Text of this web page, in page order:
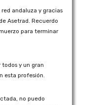
andaluza y gracias
Asetrad. Recuerdo
para terminar
y un gran
esta profesión.
no puedo